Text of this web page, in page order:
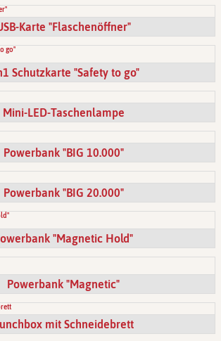
Karte "Flaschenöffner"
Schutzkarte "Safety to go"
Mini-LED-Taschenlampe
Powerbank "BIG 10.000"
Powerbank "BIG 20.000"
"Magnetic Hold"
Powerbank "Magnetic"
mit Schneidebrett